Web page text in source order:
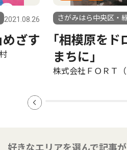
さがみはら中央区・緑区
｢相模原をドロー
まちに｣
株式会社ＦＯＲＴ（エアウ
好きなエリアを選んで記事が